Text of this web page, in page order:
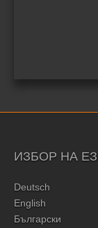
ИЗБОР НА
Deutsch
English
Български